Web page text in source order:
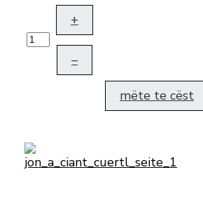
+
–
mëte te cëst